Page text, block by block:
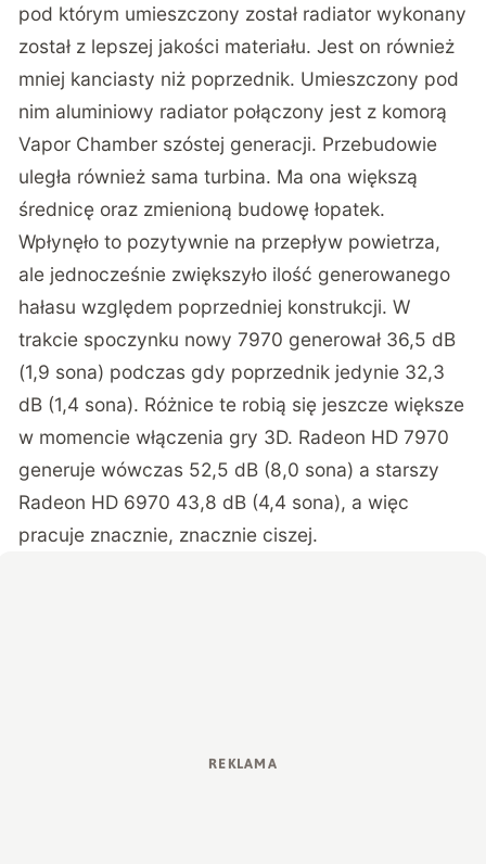
pod którym umieszczony został radiator wykonany
został z lepszej jakości materiału. Jest on również
mniej kanciasty niż poprzednik. Umieszczony pod
nim aluminiowy radiator połączony jest z komorą
Vapor Chamber szóstej generacji. Przebudowie
uległa również sama turbina. Ma ona większą
średnicę oraz zmienioną budowę łopatek.
Wpłynęło to pozytywnie na przepływ powietrza,
ale jednocześnie zwiększyło ilość generowanego
hałasu względem poprzedniej konstrukcji. W
trakcie spoczynku nowy 7970 generował 36,5 dB
(1,9 sona) podczas gdy poprzednik jedynie 32,3
dB (1,4 sona). Różnice te robią się jeszcze większe
w momencie włączenia gry 3D. Radeon HD 7970
generuje wówczas 52,5 dB (8,0 sona) a starszy
Radeon HD 6970 43,8 dB (4,4 sona), a więc
pracuje znacznie, znacznie ciszej.